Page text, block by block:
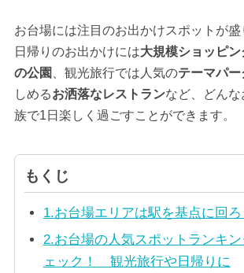
お台場には注目のお出かけスポットが
日帰りのお出かけには大規模ショッピ
の公園
、観光旅行では人気のテーマパー
しめるお洒落なレストランなど、どん
族で1日楽しく過ごすことができます。
もくじ
1.お台場エリアは駅を基点に回ろ
2.お台場の人気スポットランキ
ェック！ 観光旅行や日帰りに